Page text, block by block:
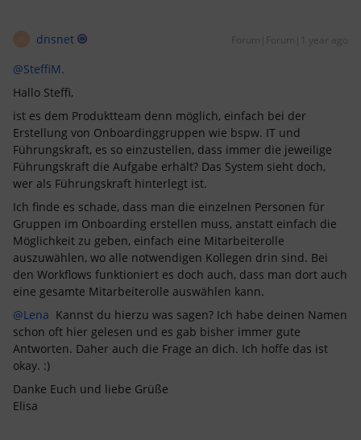
dnsnet Forum|Forum|1 year ago
@SteffiM.
Hallo Steffi,
ist es dem Produktteam denn möglich, einfach bei der
Erstellung von Onboardinggruppen wie bspw. IT und
Führungskraft, es so einzustellen, dass immer die jeweilige
Führungskraft die Aufgabe erhält? Das System sieht doch,
wer als Führungskraft hinterlegt ist.
Ich finde es schade, dass man die einzelnen Personen für
Gruppen im Onboarding erstellen muss, anstatt einfach die
Möglichkeit zu geben, einfach eine Mitarbeiterolle
auszuwählen, wo alle notwendigen Kollegen drin sind. Bei
den Workflows funktioniert es doch auch, dass man dort auch
eine gesamte Mitarbeiterolle auswählen kann.
@Lena Kannst du hierzu was sagen? Ich habe deinen Namen
schon oft hier gelesen und es gab bisher immer gute
Antworten. Daher auch die Frage an dich. Ich hoffe das ist
okay. :)
Danke Euch und liebe Grüße
Elisa